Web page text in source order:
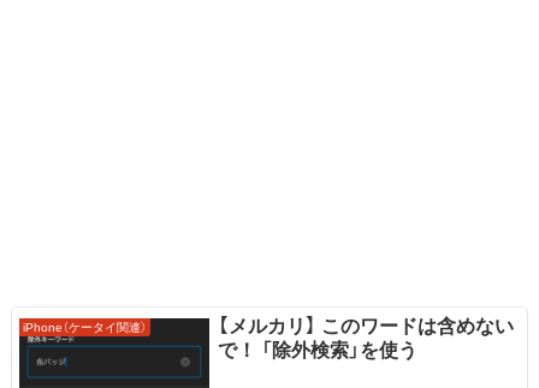
iPhone（ケータイ関連）
【メルカリ】 このワードは含めない
で！ 「除外検索」を使う